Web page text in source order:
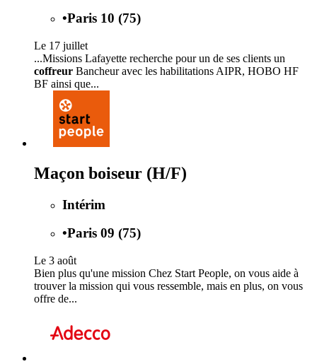
•Paris 10 (75)
Le 17 juillet
...Missions Lafayette recherche pour un de ses clients un
coffreur Bancheur avec les habilitations AIPR, HOBO HF
BF ainsi que...
Maçon boiseur (H/F)
Intérim
•Paris 09 (75)
Le 3 août
Bien plus qu'une mission Chez Start People, on vous aide à
trouver la mission qui vous ressemble, mais en plus, on vous
offre de...